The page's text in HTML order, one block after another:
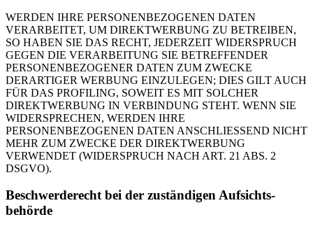
WERDEN IHRE PERSONENBEZOGENEN DATEN
VERARBEITET, UM DIREKTWERBUNG ZU BETREIBEN,
SO HABEN SIE DAS RECHT, JEDERZEIT WIDERSPRUCH
GEGEN DIE VERARBEITUNG SIE BETREFFENDER
PERSONENBEZOGENER DATEN ZUM ZWECKE
DERARTIGER WERBUNG EINZULEGEN; DIES GILT AUCH
FÜR DAS PROFILING, SOWEIT ES MIT SOLCHER
DIREKTWERBUNG IN VERBINDUNG STEHT. WENN SIE
WIDERSPRECHEN, WERDEN IHRE
PERSONENBEZOGENEN DATEN ANSCHLIESSEND NICHT
MEHR ZUM ZWECKE DER DIREKTWERBUNG
VERWENDET (WIDERSPRUCH NACH ART. 21 ABS. 2
DSGVO).
Beschwerde­recht bei der zuständigen Aufsichts­
behörde